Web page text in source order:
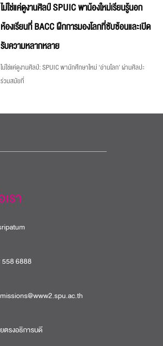
ไม่ใช่แค่ดูงานศิลป์ SPUIC พาน้องใหม่เรียนรู้นอก
ห้องเรียนที่ BACC ฝึกการมองโลกที่ซับซ้อนและเปิด
รับความหลากหลาย
ไม่ใช่แค่ดูงานศิลป์: SPUIC พานักศึกษาใหม่ ‘อ่านโลก’ ผ่านศิลปะ
ร่วมสมัยที่
รา
558 6888
ตรงอธิการบดี​